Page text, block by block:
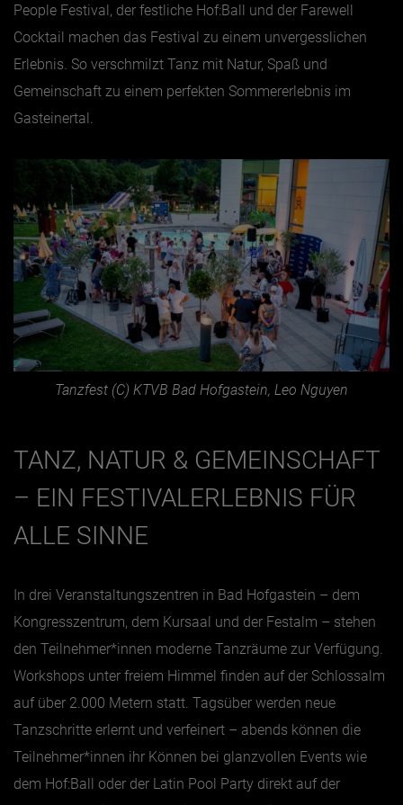
People Festival, der festliche Hof:Ball und der Farewell
Cocktail machen das Festival zu einem unvergesslichen
Erlebnis. So verschmilzt Tanz mit Natur, Spaß und
Gemeinschaft zu einem perfekten Sommererlebnis im
Gasteinertal.
Tanzfest (C) KTVB Bad Hofgastein, Leo Nguyen
TANZ, NATUR & GEMEINSCHAFT
– EIN FESTIVALERLEBNIS FÜR
ALLE SINNE
In drei Veranstaltungszentren in Bad Hofgastein – dem
Kongresszentrum, dem Kursaal und der Festalm – stehen
den Teilnehmer*innen moderne Tanzräume zur Verfügung.
Workshops unter freiem Himmel finden auf der Schlossalm
auf über 2.000 Metern statt. Tagsüber werden neue
Tanzschritte erlernt und verfeinert – abends können die
Teilnehmer*innen ihr Können bei glanzvollen Events wie
dem Hof:Ball oder der Latin Pool Party direkt auf der